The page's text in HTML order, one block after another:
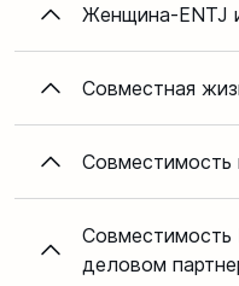
Женщина-ENTJ
Совместная
Совместимость
Совместимость
деловом